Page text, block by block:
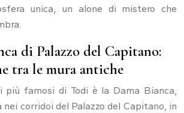
unica, un alone di mistero che
di Palazzo del Capitano:
tra le mura antiche
più famosi di Todi è la Dama Bianca,
nei corridoi del Palazzo del Capitano, in